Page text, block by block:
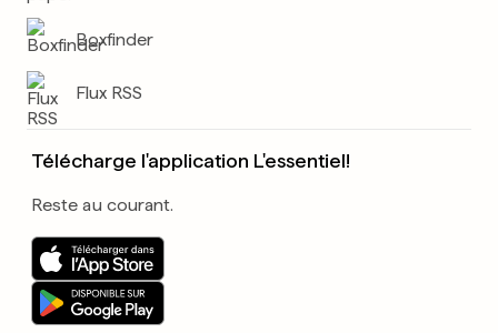
Boxfinder
Flux RSS
Télécharge l'application L'essentiel!
Reste au courant.